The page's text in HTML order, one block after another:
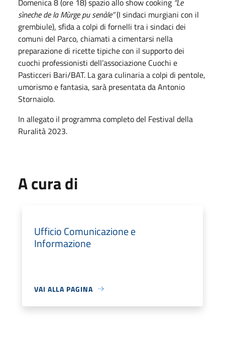
sìneche de la Mùrge pu senàle”(I sindaci murgiani con il
grembiule), sfida a colpi di fornelli tra i sindaci dei
comuni del Parco, chiamati a cimentarsi nella
preparazione di ricette tipiche con il supporto dei
cuochi professionisti dell’associazione Cuochi e
Pasticceri Bari/BAT. La gara culinaria a colpi di pentole,
umorismo e fantasia, sarà presentata da Antonio
Stornaiolo.
In allegato il programma completo del Festival della
Ruralità 2023.
A cura di
Ufficio Comunicazione e
Informazione
VAI ALLA PAGINA